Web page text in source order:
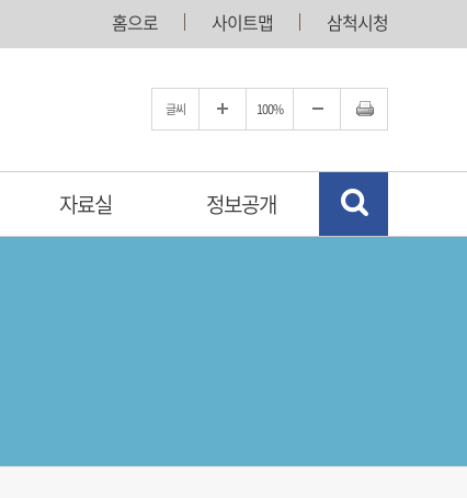
홈으로 사이트맵 삼척시청
글씨 100%
자료실 정보공개